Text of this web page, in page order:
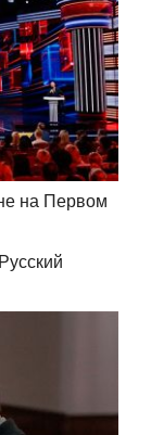
на Первом